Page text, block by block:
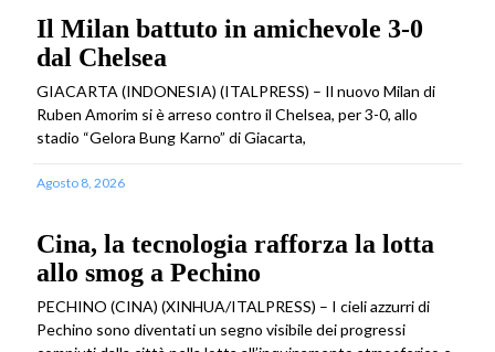
Il Milan battuto in amichevole 3-0
dal Chelsea
GIACARTA (INDONESIA) (ITALPRESS) – Il nuovo Milan di
Ruben Amorim si è arreso contro il Chelsea, per 3-0, allo
stadio “Gelora Bung Karno” di Giacarta,
Agosto 8, 2026
Cina, la tecnologia rafforza la lotta
allo smog a Pechino
PECHINO (CINA) (XINHUA/ITALPRESS) – I cieli azzurri di
Pechino sono diventati un segno visibile dei progressi